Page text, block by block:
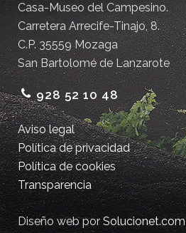
Casa-Museo del Campesino.
Carretera Arrecife-Tinajo, 8.
C.P. 35559 Mozaga
San Bartolomé de Lanzarote
928 52 10 48
Aviso legal
Política de privacidad
Política de cookies
Transparencia
Diseño web porSolucionet.com